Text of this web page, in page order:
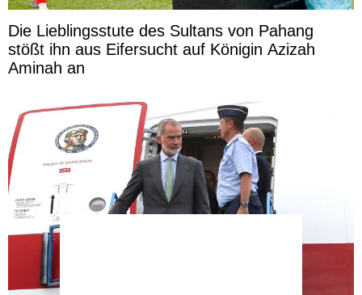
Die Lieblingsstute des Sultans von Pahang
stößt ihn aus Eifersucht auf Königin Azizah
Aminah an